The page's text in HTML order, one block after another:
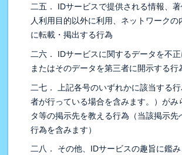
二五． IDサービスで提供される情報、
人利用目的以外に利用、ネットワークの
に転載・掲出する行為
二六． IDサービスに関するデータを不正
またはそのデータを第三者に開示する行
二七． 上記各号のいずれかに該当する
者が行っている場合を含みます。）がみ
タ等の掲示先を教える行為（当該掲示先
行為を含みます）
二八． その他、IDサービスの趣旨に鑑